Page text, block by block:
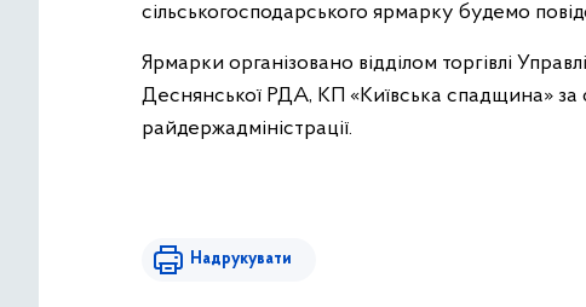
сільськогосподарського ярмарку будемо
Ярмарки організовано відділом торгівлі
Деснянської РДА, КП «Київська спадщина» за
райдержадміністрації.
Надрукувати